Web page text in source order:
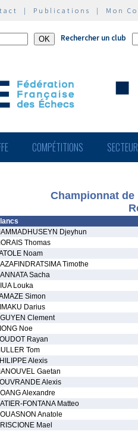
| Publications | Mon
Rechercher un club
COMPÉTITIONS
Championnat
Djeyhun
Thomas
Noam
Timothe
Sacha
Louka
Simon
Darius
Clement
Noe
Rayan
Tom
Alexis
Gaetan
Alexis
Alexandre
FONTANA Matteo
Anatole
Mael